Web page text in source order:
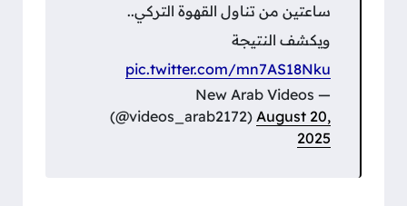
ساعتين من تناول القهوة التركي..
ويكشف النتيجة
pic.twitter.com/mn7AS18Nku
— New Arab Videos
(@videos_arab2172) August 20,
2025